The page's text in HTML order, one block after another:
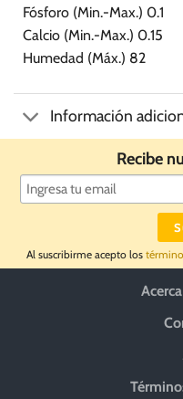
Fósforo (Min.-Max.) 0.1
Calcio (Min.-Max.) 0.15
Humedad (Máx.) 82
Información
Recibe
Al suscribirme acepto los